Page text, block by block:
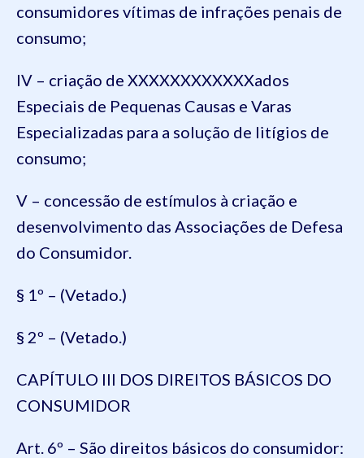
consumidores vítimas de infrações penais de
consumo;
IV – criação de XXXXXXXXXXXXados
Especiais de Pequenas Causas e Varas
Especializadas para a solução de litígios de
consumo;
V – concessão de estímulos à criação e
desenvolvimento das Associações de Defesa
do Consumidor.
§ 1º – (Vetado.)
§ 2º – (Vetado.)
CAPÍTULO III DOS DIREITOS BÁSICOS DO
CONSUMIDOR
Art. 6º – São direitos básicos do consumidor: